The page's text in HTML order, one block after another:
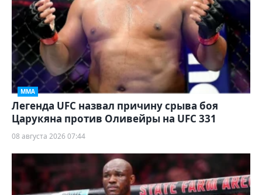
ММА
Легенда UFC назвал причину срыва боя
Царукяна против Оливейры на UFC 331
08 августа 2026 07:44